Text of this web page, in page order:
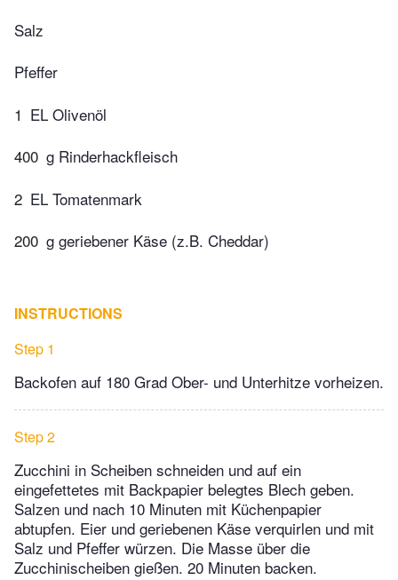
Salz
Pfeffer
1 EL Olivenöl
400 g Rinderhackfleisch
2 EL Tomatenmark
200 g geriebener Käse (z.B. Cheddar)
INSTRUCTIONS
Step 1
Backofen auf 180 Grad Ober- und Unterhitze vorheizen.
Step 2
Zucchini in Scheiben schneiden und auf ein
eingefettetes mit Backpapier belegtes Blech geben.
Salzen und nach 10 Minuten mit Küchenpapier
abtupfen. Eier und geriebenen Käse verquirlen und mit
Salz und Pfeffer würzen. Die Masse über die
Zucchinischeiben gießen. 20 Minuten backen.